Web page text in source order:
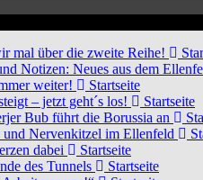
mal über die zweite Reihe!
Notizen: Neues aus dem
weiter!
Startseite
– jetzt geht´s los!
Startseite
Bub führt die Borussia an
und Nervenkitzel im Ellenfeld
dabei
Startseite
des Tunnels
Startseite